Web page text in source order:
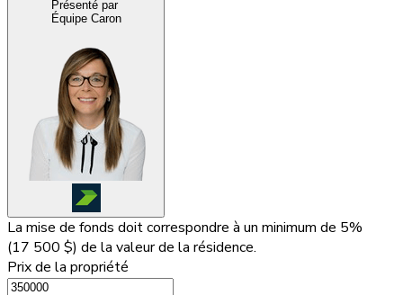
Présenté par
Équipe Caron
La mise de fonds doit correspondre à un minimum de 5%
(17 500 $) de la valeur de la résidence.
Prix de la propriété